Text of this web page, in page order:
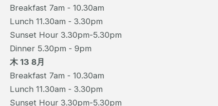
Breakfast 7am - 10.30am
Lunch 11.30am - 3.30pm
Sunset Hour 3.30pm-5.30pm
Dinner 5.30pm - 9pm
木 13 8月
Breakfast 7am - 10.30am
Lunch 11.30am - 3.30pm
Sunset Hour 3.30pm-5.30pm